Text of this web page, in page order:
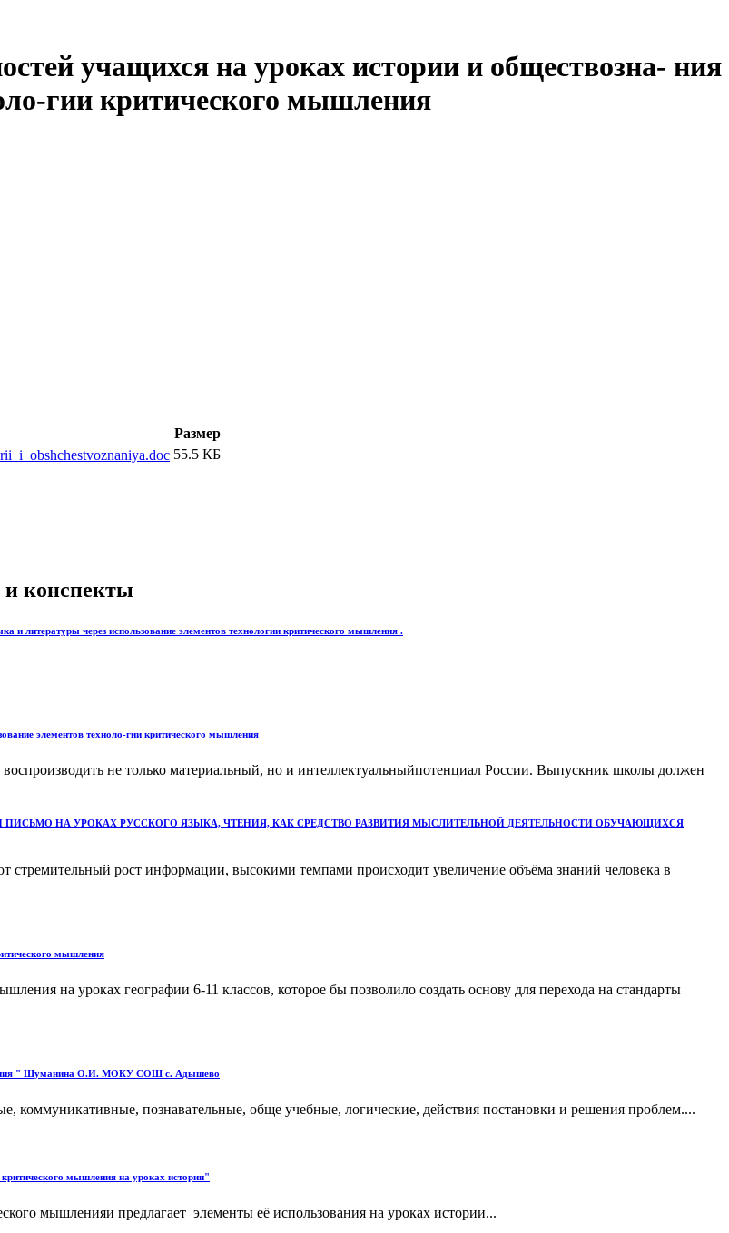
учащихся на уроках истории и обществозна- ния
гии критического мышления
Размер
55.5 КБ
и конспекты
и литературы через использование элементов технологии критического мышления .
элементов техноло-гии критического мышления
не только материальный, но и интеллектуальныйпотенциал России. Выпускник школы должен
НА УРОКАХ РУССКОГО ЯЗЫКА, ЧТЕНИЯ, КАК СРЕДСТВО РАЗВИТИЯ МЫСЛИТЕЛЬНОЙ ДЕЯТЕЛЬНОСТИ ОБУЧАЮЩИХСЯ
рост информации, высокими темпами происходит увеличение объёма знаний человека в
мышления
на уроках географии 6-11 классов, которое бы позволило создать основу для перехода на стандарты
" Шуманина О.И. МОКУ СОШ с. Адышево
коммуникативные, познавательные, обще учебные, логические, действия постановки и решения проблем....
критического мышления на уроках истории"
мышленияи предлагает элементы её использования на уроках истории...